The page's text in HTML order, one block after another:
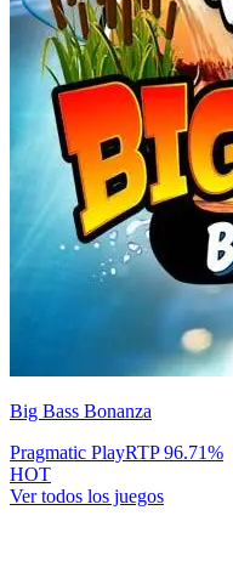
Big Bass Bonanza
Pragmatic PlayRTP96.71%
HOT
Ver todos los juegos